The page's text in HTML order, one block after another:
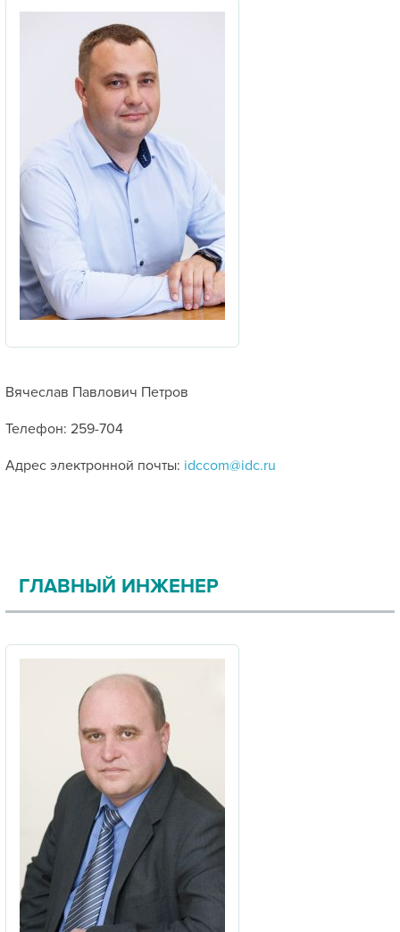
Вячеслав Павлович Петров
Телефон: 259-704
Адрес электронной почты: idccom@idc.ru
ГЛАВНЫЙ ИНЖЕНЕР